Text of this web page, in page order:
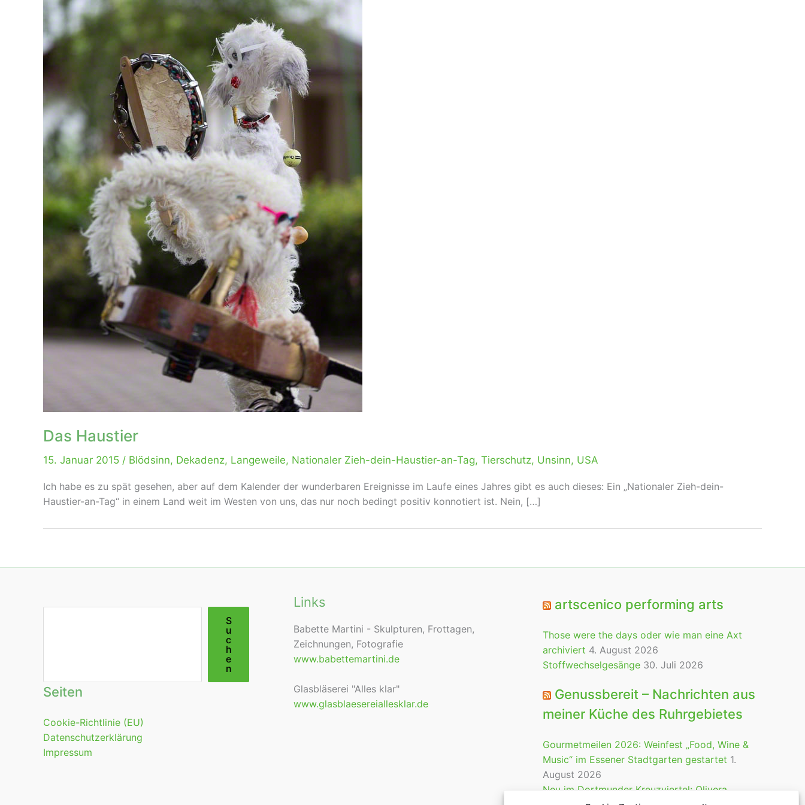
Das Haustier
15. Januar 2015 / Blödsinn, Dekadenz, Langeweile, Nationaler Zieh-dein-Haustier-an-Tag, Tierschutz, Unsinn, USA
Ich habe es zu spät gesehen, aber auf dem Kalender der wunderbaren Ereignisse im Laufe eines Jahres gibt es auch dieses: Ein „Nationaler Zieh-dein-
Haustier-an-Tag“ in einem Land weit im Westen von uns, das nur noch bedingt positiv konnotiert ist. Nein, […]
S
u
c
h
e
n
Seiten
Cookie-Richtlinie (EU)
Datenschutzerklärung
Impressum
Links
Babette Martini - Skulpturen, Frottagen,
Zeichnungen, Fotografie
www.babettemartini.de
Glasbläserei "Alles klar"
www.glasblaesereiallesklar.de
artscenico performing arts
Those were the days oder wie man eine Axt
archiviert 4. August 2026
Stoffwechselgesänge 30. Juli 2026
Genussbereit – Nachrichten aus
meiner Küche des Ruhrgebietes
Gourmetmeilen 2026: Weinfest „Food, Wine &
Music“ im Essener Stadtgarten gestartet 1.
August 2026
Neu im Dortmunder Kreuzviertel: Olivera